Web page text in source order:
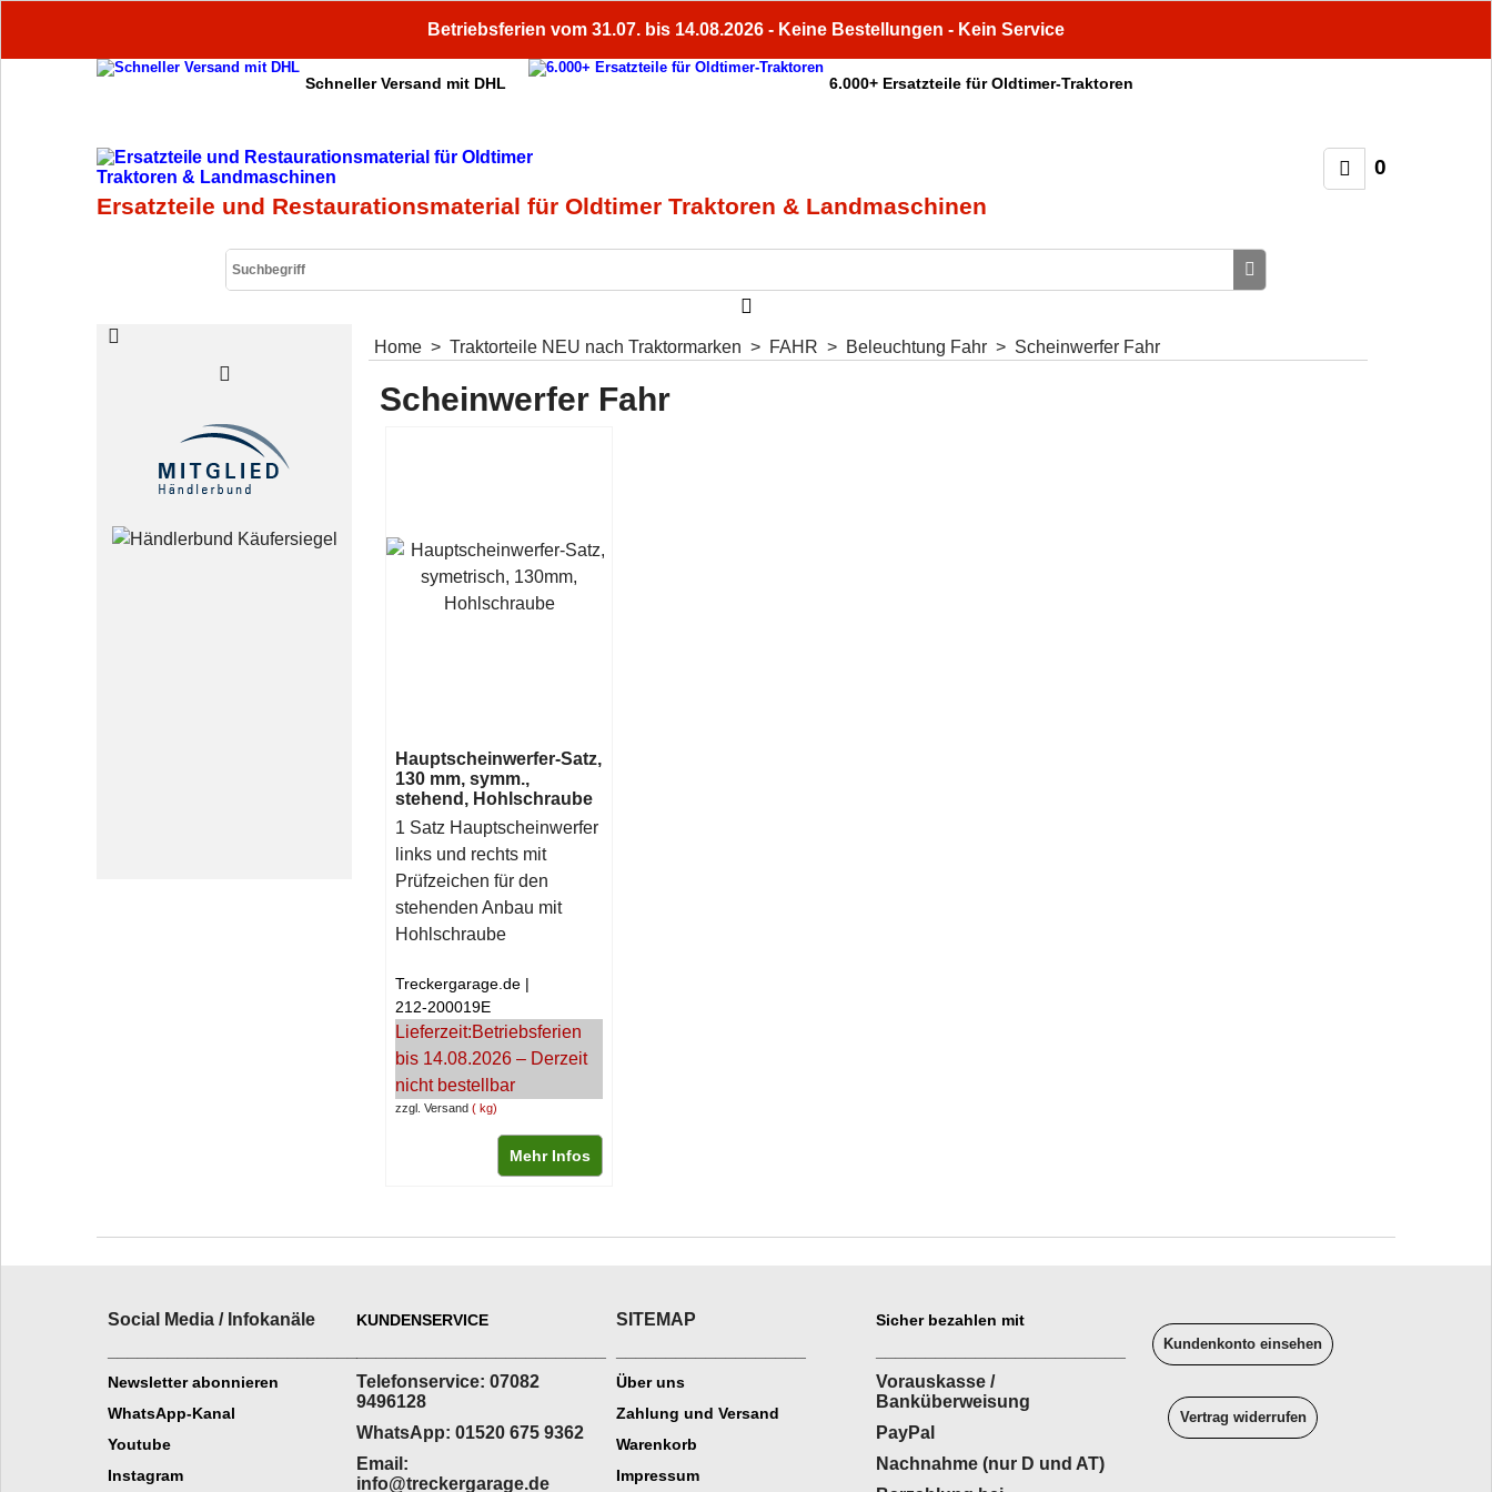
Betriebsferien vom 31.07. bis 14.08.2026 - Keine Bestellungen - Kein Service
Schneller Versand mit DHL 6.000+ Ersatzteile für Oldtimer-Traktoren
0
Ersatzteile und Restaurationsmaterial für Oldtimer Traktoren & Landmaschinen
Home > Traktorteile NEU nach Traktormarken > FAHR > Beleuchtung Fahr > Scheinwerfer Fahr
Scheinwerfer Fahr
Hauptscheinwerfer-Satz,
130 mm, symm.,
stehend, Hohlschraube
1 Satz Hauptscheinwerfer
links und rechts mit
Prüfzeichen für den
stehenden Anbau mit
Hohlschraube
zzgl. Versand kg
Treckergarage.de
212-200019E
Lieferzeit:Betriebsferien
bis 14.08.2026 – Derzeit
nicht bestellbar
Mehr Infos
Social Media / Infokanäle
Newsletter abonnieren
WhatsApp-Kanal
Youtube
Instagram
KUNDENSERVICE
Telefonservice: 07082
9496128
WhatsApp: 01520 675 9362
Email:
info@treckergarage.de
SITEMAP
Über uns
Zahlung und Versand
Warenkorb
Impressum
Sicher bezahlen mit
Vorauskasse /
Banküberweisung
PayPal
Nachnahme (nur D und AT)
Kundenkonto einsehen
Vertrag widerrufen